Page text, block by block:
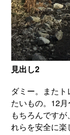
見出し2
ダミー。また
たいもの。12
もちろんです
れらを安全に